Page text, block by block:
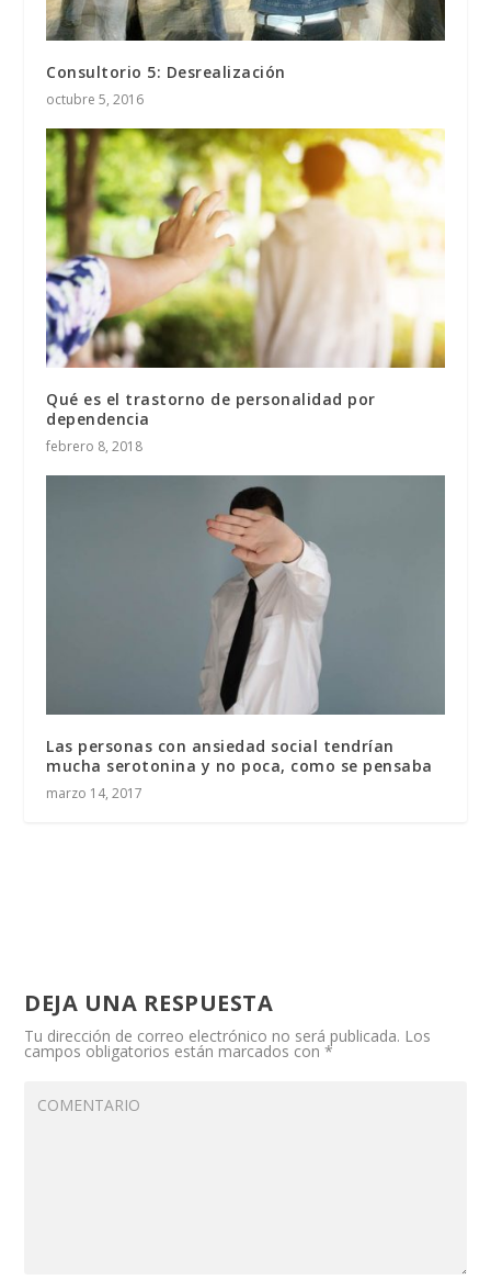
Consultorio 5: Desrealización
octubre 5, 2016
Qué es el trastorno de personalidad por
dependencia
febrero 8, 2018
Las personas con ansiedad social tendrían
mucha serotonina y no poca, como se pensaba
marzo 14, 2017
DEJA UNA RESPUESTA
Tu dirección de correo electrónico no será publicada. Los
campos obligatorios están marcados con*